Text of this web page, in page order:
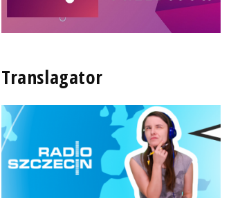
Translagator